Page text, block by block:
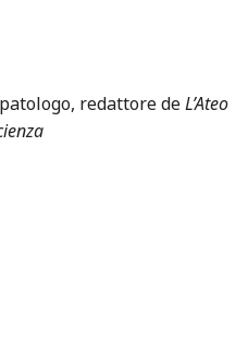
redattore deL’Ateo